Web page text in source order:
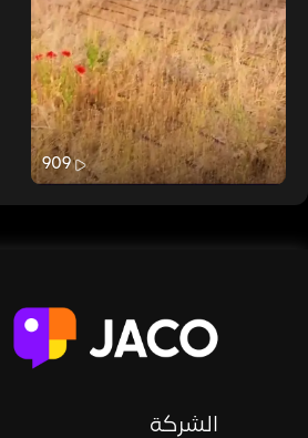
909
الشركة